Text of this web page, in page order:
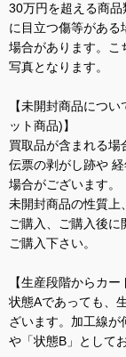
30万円を超える商
に目立つ傷等がある
場合があります。こ
写真となります。
【未開封商品につ
ット商品)】
買取品が含まれる場
伝票の剥がし跡や
場合がございます。
未開封商品の性質上
ご購入、ご購入後
ご購入下さい。
【生産段階からカ
状態Aであっても、
ざいます。加工線が
や「状態B」として